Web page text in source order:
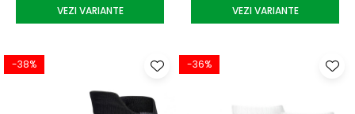
VEZI VARIANTE VEZI VARIANTE
-38% -36%